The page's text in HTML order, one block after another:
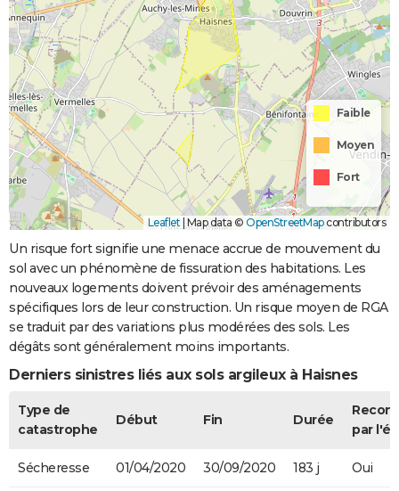
Faible
Moyen
Fort
Leaflet Map data © OpenStreetMapcontributors
Un risque fort signifie une menace accrue de mouvement du
sol avec un phénomène de fissuration des habitations. Les
nouveaux logements doivent prévoir des aménagements
spécifiques lors de leur construction. Un risque moyen de RGA
se traduit par des variations plus modérées des sols. Les
dégâts sont généralement moins importants.
Derniers sinistres liés aux sols argileux à Haisnes
Type de
catastrophe
Début Fin Durée
par
Sécheresse 01/04/2020 30/09/2020 183 j Oui